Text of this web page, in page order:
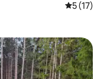
5 ud af 5
5 (17)